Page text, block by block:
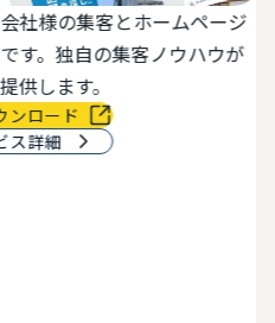
様の集客とホームページ
。独自の集客ノウハウが
します。
ロード
詳細